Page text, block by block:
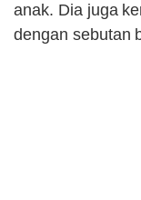
anak. Dia juga
dengan sebutan